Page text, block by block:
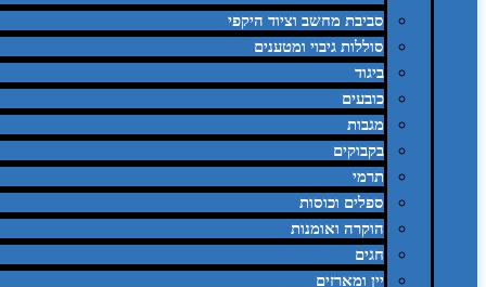
סביבת מחשב וציוד היקפי
סוללות גיבוי ומטענים
ביגוד
כובעים
מגבות
בקבוקים
תרמי
ספלים וכוסות
הוקרה ואומנות
חגים
יין ומארזים